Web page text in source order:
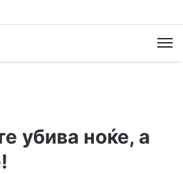
убива ноќе, а